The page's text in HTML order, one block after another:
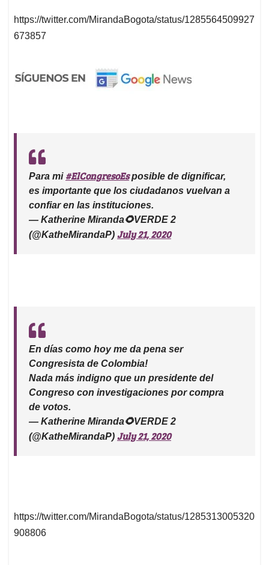
https://twitter.com/MirandaBogota/status/1285564509927
673857
Para mi #ElCongresoEsposible de dignificar,
es importante que los ciudadanos vuelvan a
confiar en las instituciones.
— Katherine Miranda🌻VERDE 2
(@KatheMirandaP) July 21, 2020
En días como hoy me da pena ser
Congresista de Colombia!
Nada más indigno que un presidente del
Congreso con investigaciones por compra
de votos.
— Katherine Miranda🌻VERDE 2
(@KatheMirandaP) July 21, 2020
https://twitter.com/MirandaBogota/status/1285313005320
908806